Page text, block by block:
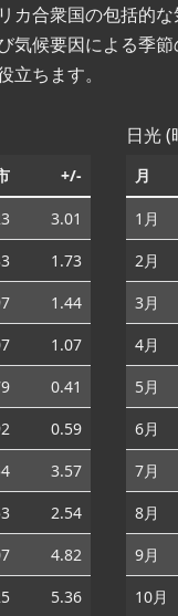
カ合衆国の包括的
気候要因による季
ちます。
+/-
3.01
1.73
1.44
1.07
0.41
0.59
3.57
2.54
4.82
5.36
日光 (
月
1月
2月
3月
4月
5月
6月
7月
8月
9月
10月